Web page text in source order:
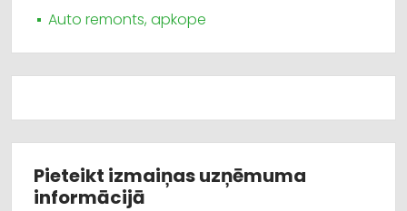
Auto remonts, apkope
Pieteikt izmaiņas uzņēmuma
informācijā